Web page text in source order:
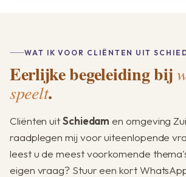
WAT IK VOOR CLIËNTEN UIT
Eerlijke begeleiding bij
speelt.
Cliënten uitSchiedam en omgeving
raadplegen mij voor uiteenlopende
leest u de meest voorkomende
eigen vraag? Stuur een kort